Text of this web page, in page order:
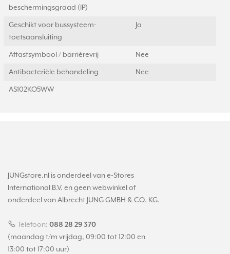
beschermingsgraad (IP)
Geschikt voor bussysteem-
toetsaansluiting
Ja
Aftastsymbool / barrièrevrij Nee
Antibacteriële behandeling Nee
AS102KO5WW
JUNGstore.nl is onderdeel van e-Stores
International B.V. en geen webwinkel of
onderdeel van Albrecht JUNG GMBH & CO. KG.
Telefoon: 088 28 29 370
(maandag t/m vrijdag, 09:00 tot 12:00 en
13:00 tot 17:00 uur)